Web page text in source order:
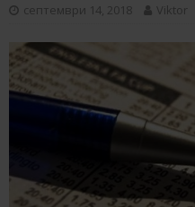
септември 14, 2018 Viktor